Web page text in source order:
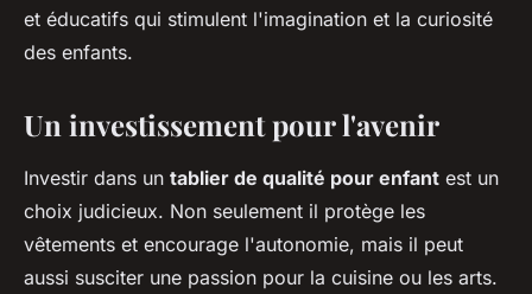
et éducatifs qui stimulent l'imagination et la curiosité
des enfants.
Un investissement pour l'avenir
Investir dans un tablier de qualité pour enfant est un
choix judicieux. Non seulement il protège les
vêtements et encourage l'autonomie, mais il peut
aussi susciter une passion pour la cuisine ou les arts.